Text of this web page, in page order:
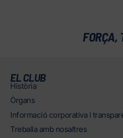
FORÇA,
EL CLUB
Història
Òrgans
Informació corporativa i
Treballa amb nosaltres